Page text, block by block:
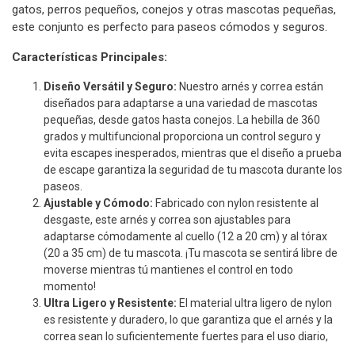
gatos, perros pequeños, conejos y otras mascotas pequeñas,
este conjunto es perfecto para paseos cómodos y seguros.
Características Principales:
Diseño Versátil y Seguro: Nuestro arnés y correa están
diseñados para adaptarse a una variedad de mascotas
pequeñas, desde gatos hasta conejos. La hebilla de 360
grados y multifuncional proporciona un control seguro y
evita escapes inesperados, mientras que el diseño a prueba
de escape garantiza la seguridad de tu mascota durante los
paseos.
Ajustable y Cómodo: Fabricado con nylon resistente al
desgaste, este arnés y correa son ajustables para
adaptarse cómodamente al cuello (12 a 20 cm) y al tórax
(20 a 35 cm) de tu mascota. ¡Tu mascota se sentirá libre de
moverse mientras tú mantienes el control en todo
momento!
Ultra Ligero y Resistente: El material ultra ligero de nylon
es resistente y duradero, lo que garantiza que el arnés y la
correa sean lo suficientemente fuertes para el uso diario,